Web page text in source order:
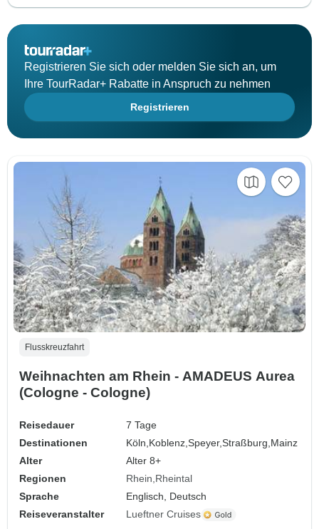
Registrieren Sie sich oder melden Sie sich an, um
Ihre TourRadar+ Rabatte in Anspruch zu nehmen
Registrieren
Flusskreuzfahrt
Weihnachten am Rhein - AMADEUS Aurea
(Cologne - Cologne)
Reisedauer
7 Tage
Destinationen
Köln,Koblenz,Speyer,Straßburg,Mainz
Alter
Alter 8+
Regionen
Rhein Rheintal
Sprache
Englisch, Deutsch
Reiseveranstalter
Lueftner Cruises